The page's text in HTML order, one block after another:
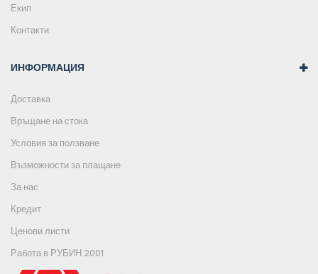
Екип
Контакти
ИНФОРМАЦИЯ
Доставка
Връщане на стока
Условия за ползване
Възможности за плащане
За нас
Кредит
Ценови листи
Работа в РУБИН 2001